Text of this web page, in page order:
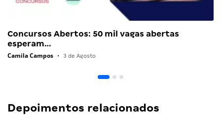
Concursos Abertos: 50 mil vagas abertas
esperam…
Camila Campos • 3 de Agosto
Depoimentos relacionados